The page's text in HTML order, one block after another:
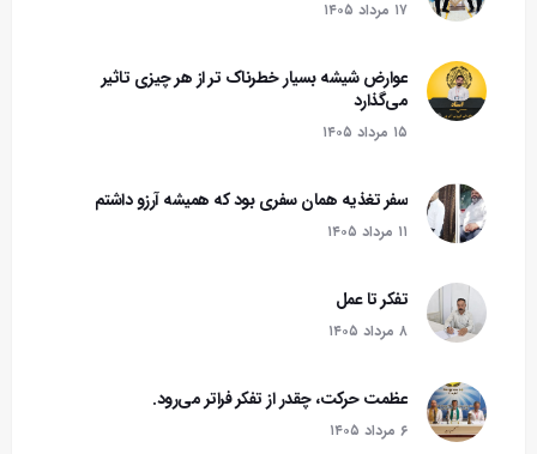
۱۷ مرداد ۱۴۰۵
عوارض شیشه بسیار خطرناک تر از هر چیزی تاثیر
می‌گذارد
۱۵ مرداد ۱۴۰۵
سفر تغذیه همان سفری بود که همیشه آرزو داشتم
۱۱ مرداد ۱۴۰۵
تفکر تا عمل
۸ مرداد ۱۴۰۵
عظمت حرکت، چقدر از تفکر فراتر می‌رود.
۶ مرداد ۱۴۰۵